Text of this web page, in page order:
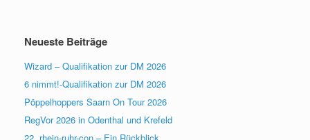
Neueste Beiträge
Wizard – Qualifikation zur DM 2026
6 nimmt!-Qualifikation zur DM 2026
Pöppelhoppers Saarn On Tour 2026
RegVor 2026 in Odenthal und Krefeld